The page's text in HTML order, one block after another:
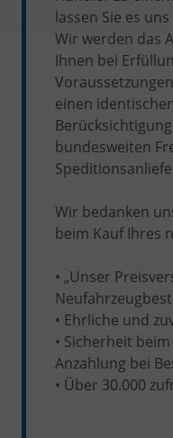
lassen Sie es
Wir werden das
Ihnen bei
einen
Berücksichtigung
bundesweiten
Wir bedanken
beim Kauf Ihres
• „Unser
• Ehrliche und
• Sicherheit
Anzahlung bei
• Über 30.000